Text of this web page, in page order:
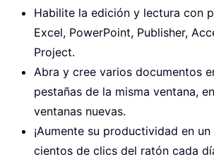
Habilite la edición y lectura con
Excel, PowerPoint, Publisher,
Project.
Abra y cree varios documentos
pestañas de la misma ventana,
ventanas nuevas.
¡Aumente su productividad en
cientos de clics del ratón cada